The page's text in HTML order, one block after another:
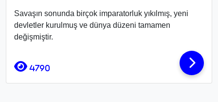
Savaşın sonunda birçok imparatorluk yıkılmış, yeni
devletler kurulmuş ve dünya düzeni tamamen
değişmiştir.
4790